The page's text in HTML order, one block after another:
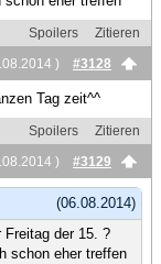
Spoilers
Zitieren
)
#3128
Tag zeit^^
Spoilers
Zitieren
)
#3129
(06.08.2014)
Freitag der 15. ?
schon eher treffen